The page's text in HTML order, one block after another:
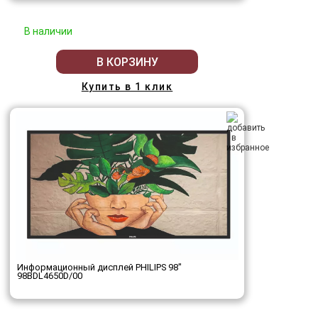
В наличии
В КОРЗИНУ
Купить в 1 клик
Информационный дисплей PHILIPS 98"
98BDL4650D/00